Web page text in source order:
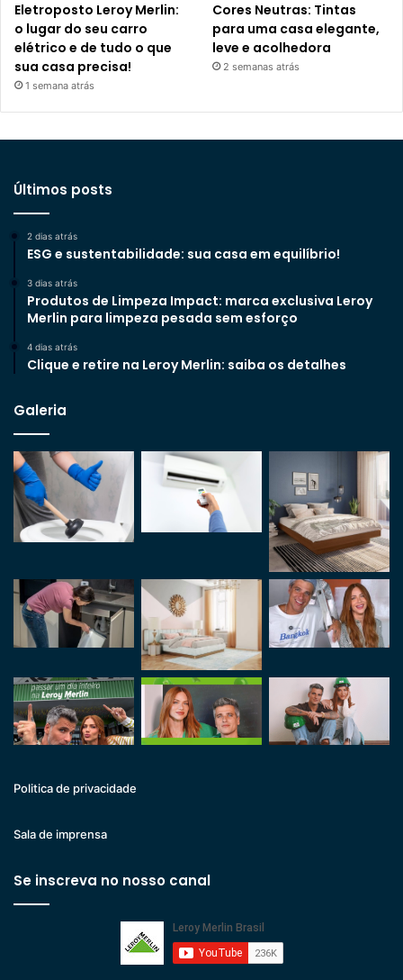
Eletroposto Leroy Merlin:
o lugar do seu carro
elétrico e de tudo o que
sua casa precisa!
1 semana atrás
Cores Neutras: Tintas
para uma casa elegante,
leve e acolhedora
2 semanas atrás
Últimos posts
2 dias atrás
ESG e sustentabilidade: sua casa em equilíbrio!
3 dias atrás
Produtos de Limpeza Impact: marca exclusiva Leroy
Merlin para limpeza pesada sem esforço
4 dias atrás
Clique e retire na Leroy Merlin: saiba os detalhes
Galeria
Politica de privacidade
Sala de imprensa
Se inscreva no nosso canal